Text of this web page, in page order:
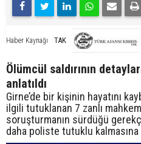
Haber Kaynağı TAK
Ölümcül saldırının
anlatıldı
Girne’de bir kişinin hayatını
ilgili tutuklanan 7 zanlı
soruşturmanın sürdüğü
daha poliste tutuklu